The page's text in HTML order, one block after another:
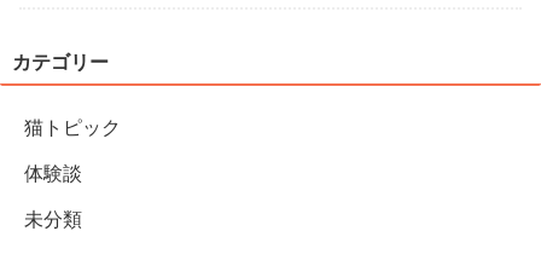
カテゴリー
猫トピック
体験談
未分類